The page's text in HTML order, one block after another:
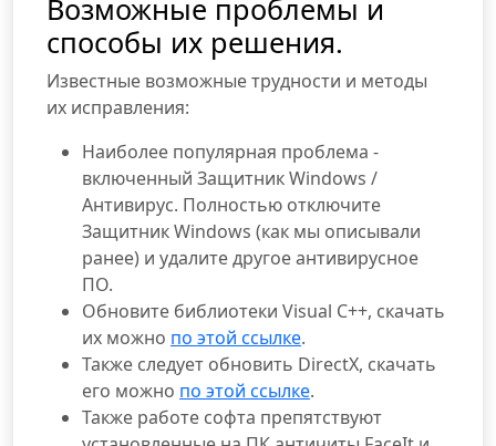
Возможные проблемы и
способы их решения.
Известные возможные трудности и методы
их исправления:
Наиболее популярная проблема -
включенный Защитник Windows /
Антивирус. Полностью отключите
Защитник Windows (как мы описывали
ранее) и удалите другое антивирусное
ПО.
Обновите библиотеки Visual C++, скачать
их можно по этой ссылке.
Также следует обновить DirectX, скачать
его можно по этой ссылке.
Также работе софта препятствуют